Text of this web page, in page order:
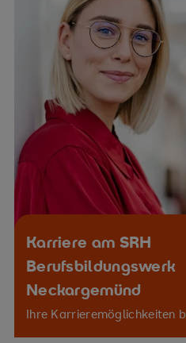
Karriere am SRH
Berufsbildungswerk
Neckargemünd
Ihre Karrieremöglichkeiten